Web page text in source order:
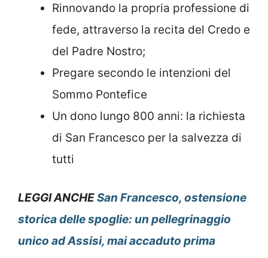
Rinnovando la propria professione di
fede, attraverso la recita del Credo e
del Padre Nostro;
Pregare secondo le intenzioni del
Sommo Pontefice
Un dono lungo 800 anni: la richiesta
di San Francesco per la salvezza di
tutti
LEGGI ANCHESan Francesco, ostensione
storica delle spoglie: un pellegrinaggio
unico ad Assisi, mai accaduto prima